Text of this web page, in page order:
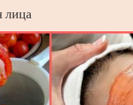
лица